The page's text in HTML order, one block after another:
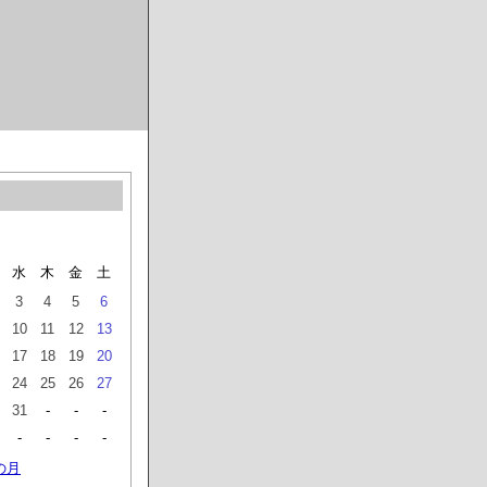
水 木 金
土
3 4 5
6
10 11 12
13
17 18 19
20
24 25 26
27
31 - -
-
- - -
-
月